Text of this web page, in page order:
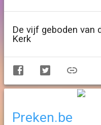
De vijf geboden van
Kerk
Preken.be